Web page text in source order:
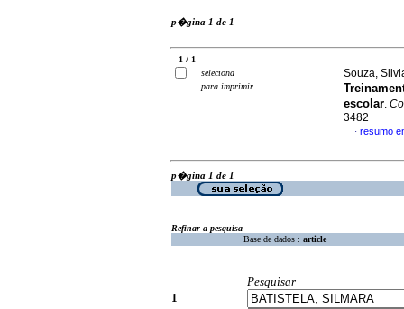
p�gina 1 de 1
1 / 1
seleciona
para imprimir
Souza,
escolar.
3482
· resumo
p�gina 1 de 1
Refinar a pesquisa
Base de dados : article
Pesquisar
1